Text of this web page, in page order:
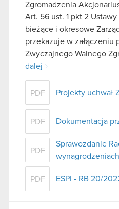
Zgromadzenia
Art. 56 ust. 1 pkt 2
bieżące i okresowe
przekazuje w załączeniu
Zwyczajnego Walnego
dalej
PDF Projekty uchwał
PDF Dokumentacja
PDF
Sprawozdanie
PDF ESPI - RB 20/